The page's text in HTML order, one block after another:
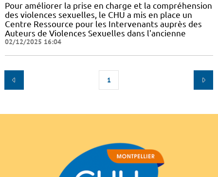
Pour améliorer la prise en charge et la compréhension
des violences sexuelles, le CHU a mis en place un
Centre Ressource pour les Intervenants auprès des
Auteurs de Violences Sexuelles dans l'ancienne
02/12/2025 16:04
1